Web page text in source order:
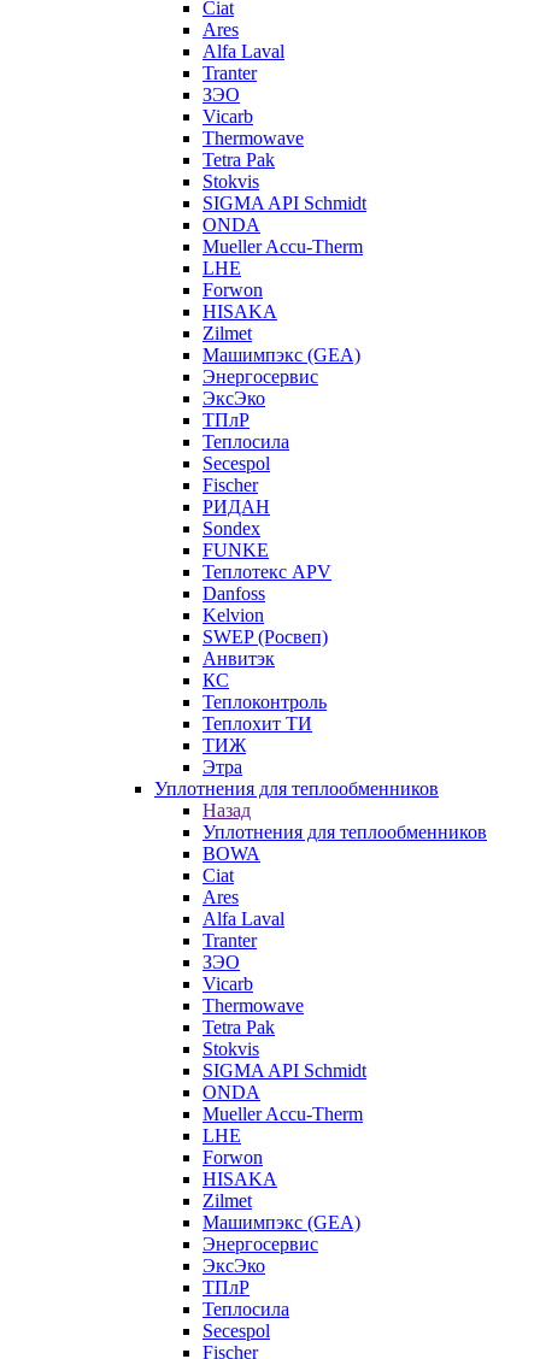
Ciat
Ares
Alfa Laval
Tranter
ЗЭО
Vicarb
Thermowave
Tetra Pak
Stokvis
SIGMA API Schmidt
ONDA
Mueller Accu-Therm
LHE
Forwon
HISAKA
Zilmet
Машимпэкс (GEA)
Энергосервис
ЭксЭко
ТПлР
Теплосила
Secespol
Fischer
РИДАН
Sondex
FUNKE
Теплотекс APV
Danfoss
Kelvion
SWEP (Росвеп)
Анвитэк
КС
Теплоконтроль
Теплохит ТИ
ТИЖ
Этра
Уплотнения для теплообменников
Назад
Уплотнения для теплообменников
BOWA
Ciat
Ares
Alfa Laval
Tranter
ЗЭО
Vicarb
Thermowave
Tetra Pak
Stokvis
SIGMA API Schmidt
ONDA
Mueller Accu-Therm
LHE
Forwon
HISAKA
Zilmet
Машимпэкс (GEA)
Энергосервис
ЭксЭко
ТПлР
Теплосила
Secespol
Fischer